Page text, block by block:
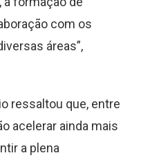
com os
áreas”,
ressaltou que, entre
acelerar ainda mais
a plena